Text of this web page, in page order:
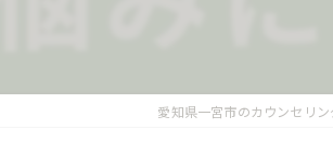
愛知県一宮市のカウンセリ